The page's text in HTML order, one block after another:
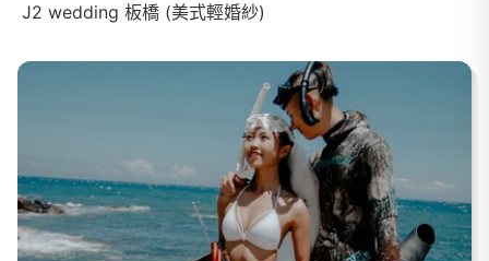
J2 wedding 板橋 (美式輕婚紗)